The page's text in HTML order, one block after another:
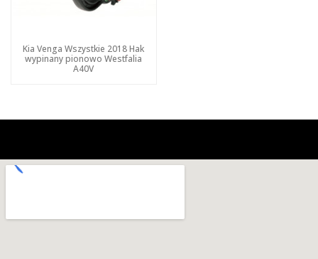
Kia Venga Wszystkie 2018 Hak
wypinany pionowo Westfalia
A40V